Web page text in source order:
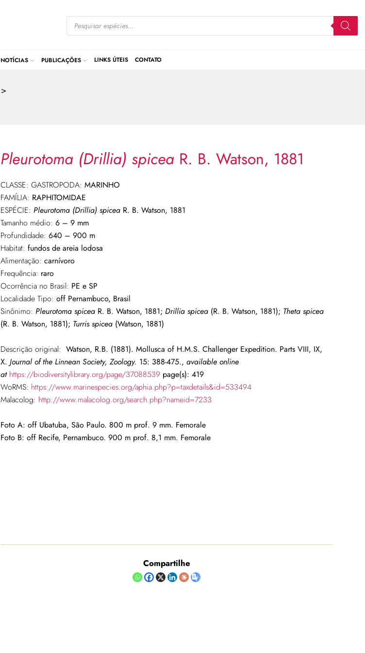
NOTÍCIAS PUBLICAÇÕES LINKS ÚTEIS CONTATO
>
Pleurotoma (Drillia) spiceaR. B. Watson, 1881
CLASSE: GASTROPODA: MARINHO
FAMÍLIA: RAPHITOMIDAE
ESPÉCIE: Pleurotoma (Drillia) spiceaR. B. Watson, 1881
Tamanho médio: 6 – 9 mm
Profundidade: 640 – 900 m
Habitat: fundos de areia lodosa
Alimentação: carnívoro
Frequência: raro
Ocorrência no Brasil: PE e SP
Localidade Tipo: off Pernambuco, Brasil
Sinônimo: Pleurotoma spiceaR. B. Watson, 1881; Drillia spicea(R. B. Watson, 1881); Theta spicea
(R. B. Watson, 1881); Turris spicea(Watson, 1881)
Descrição original: Watson, R.B. (1881). Mollusca of H.M.S. Challenger Expedition. Parts VIII, IX,
X. Journal of the Linnean Society, Zoology. 15: 388-475., available online
at https://biodiversitylibrary.org/page/37088539page(s): 419
WoRMS: https://www.marinespecies.org/aphia.php?p=taxdetails&id=533494
Malacolog: http://www.malacolog.org/search.php?nameid=7233
Foto A: off Ubatuba, São Paulo. 800 m prof. 9 mm. Femorale
Foto B: off Recife, Pernambuco. 900 m prof. 8,1 mm. Femorale
Compartilhe